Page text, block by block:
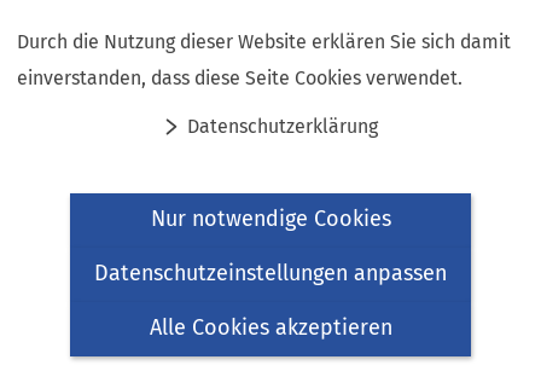
Durch die Nutzung dieser Website erklären Sie sich damit
einverstanden, dass diese Seite Cookies verwendet.
Datenschutzerklärung
Nur notwendige Cookies
Datenschutzeinstellungen anpassen
Alle Cookies akzeptieren
Inhalt anspringen